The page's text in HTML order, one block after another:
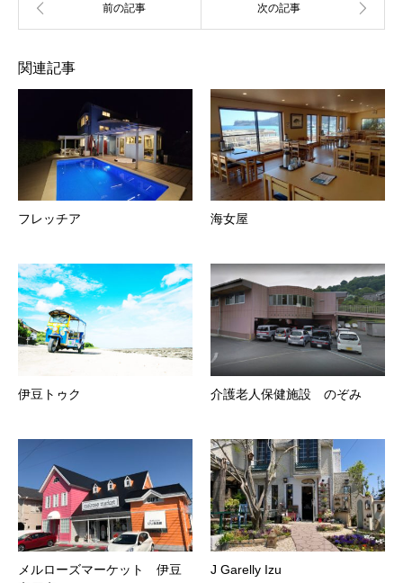
関連記事
フレッチア 海女屋
伊豆トゥク 介護老人保健施設 のぞみ
メルローズマーケット 伊豆
J Garelly Izu